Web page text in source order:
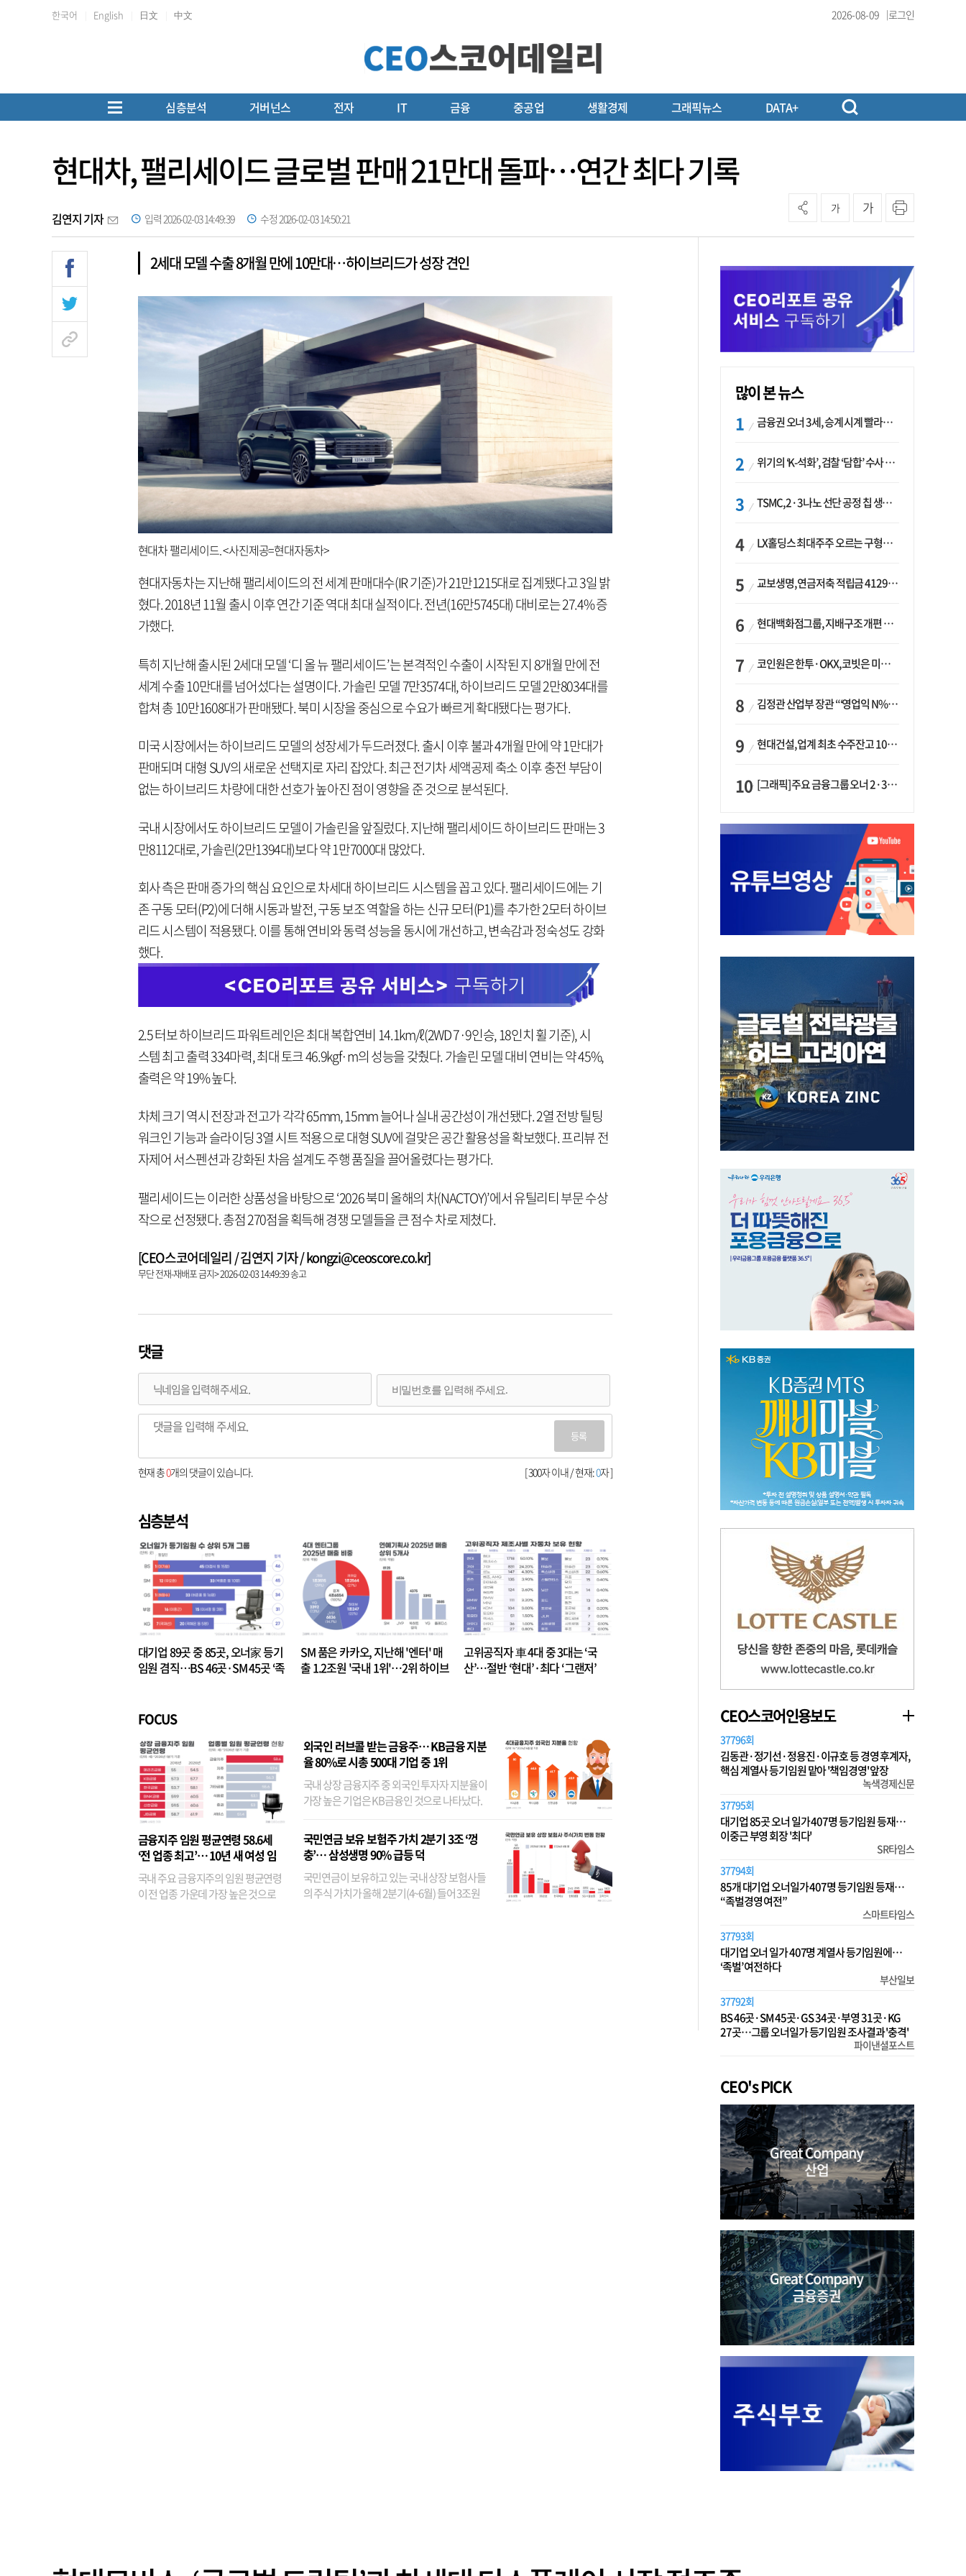
한국어 English 日文 中文 2026-08-09 로그인
심층분석 거버넌스 전자 IT 금융 중공업 생활경제 그래픽뉴스 DATA+
현대차, 팰리세이드 글로벌 판매 21만대 돌파…연간 최다 기록
김연지 기자 입력 2026-02-03 14:49:39 수정 2026-02-03 14:50:21
가 가
2세대 모델 수출 8개월 만에 10만대…하이브리드가 성장 견인
현대차 팰리세이드. <사진제공=현대자동차>
현대자동차는 지난해 팰리세이드의 전 세계 판매대수(IR 기준)가 21만1215대로 집계됐다고 3일 밝
혔다. 2018년 11월 출시 이후 연간 기준 역대 최대 실적이다. 전년(16만5745대) 대비로는 27.4% 증
가했다.
특히 지난해 출시된 2세대 모델 ‘디 올 뉴 팰리세이드’는 본격적인 수출이 시작된 지 8개월 만에 전
세계 수출 10만대를 넘어섰다는 설명이다. 가솔린 모델 7만3574대, 하이브리드 모델 2만8034대를
합쳐 총 10만1608대가 판매됐다. 북미 시장을 중심으로 수요가 빠르게 확대됐다는 평가다.
미국 시장에서는 하이브리드 모델의 성장세가 두드러졌다. 출시 이후 불과 4개월 만에 약 1만대가
판매되며 대형 SUV의 새로운 선택지로 자리 잡았다. 최근 전기차 세액공제 축소 이후 충전 부담이
없는 하이브리드 차량에 대한 선호가 높아진 점이 영향을 준 것으로 분석된다.
국내 시장에서도 하이브리드 모델이 가솔린을 앞질렀다. 지난해 팰리세이드 하이브리드 판매는 3
만8112대로, 가솔린(2만1394대)보다 약 1만7000대 많았다.
회사 측은 판매 증가의 핵심 요인으로 차세대 하이브리드 시스템을 꼽고 있다. 팰리세이드에는 기
존 구동 모터(P2)에 더해 시동과 발전, 구동 보조 역할을 하는 신규 모터(P1)를 추가한 2모터 하이브
리드 시스템이 적용됐다. 이를 통해 연비와 동력 성능을 동시에 개선하고, 변속감과 정숙성도 강화
했다.
2.5 터보 하이브리드 파워트레인은 최대 복합연비 14.1km/ℓ(2WD 7·9인승, 18인치 휠 기준), 시
스템 최고 출력 334마력, 최대 토크 46.9kgf·m의 성능을 갖췄다. 가솔린 모델 대비 연비는 약 45%,
출력은 약 19% 높다.
차체 크기 역시 전장과 전고가 각각 65mm, 15mm 늘어나 실내 공간성이 개선됐다. 2열 전방 틸팅
워크인 기능과 슬라이딩 3열 시트 적용으로 대형 SUV에 걸맞은 공간 활용성을 확보했다. 프리뷰 전
자제어 서스펜션과 강화된 차음 설계도 주행 품질을 끌어올렸다는 평가다.
팰리세이드는 이러한 상품성을 바탕으로 ‘2026 북미 올해의 차(NACTOY)’에서 유틸리티 부문 수상
작으로 선정됐다. 총점 270점을 획득해 경쟁 모델들을 큰 점수 차로 제쳤다.
[CEO스코어데일리 / 김연지 기자 / kongzi@ceoscore.co.kr]
무단 전재-재배포 금지> 2026-02-03 14:49:39 송고
댓글
등록
[ 300자 이내 / 현재:0자 ]
현재 총0개의 댓글이 있습니다.
심층분석
대기업 89곳 중 85곳, 오너家 등기
임원 겸직…BS 46곳·SM 45곳 ‘족
SM 품은 카카오, 지난해 '엔터' 매
출 1.2조원 '국내 1위'…2위 하이브
고위공직자 車 4대 중 3대는 ‘국
산’…절반 ‘현대’·최다 ‘그랜저’
FOCUS
금융지주 임원 평균연령 58.6세
‘전 업종 최고’… 10년 새 여성 임
원은 14배 껑충
국내 주요 금융지주의 임원 평균연령
이 전 업종 가운데 가장 높은 것으로
외국인 러브콜 받는 금융주… KB금융 지분
율 80%로 시총 500대 기업 중 1위
국내 상장 금융지주 중 외국인 투자자 지분율이
가장 높은 기업은 KB금융인 것으로 나타났다.
융이었다. 특히 KB금융은 지난달 말 기준 해외
기관투자자 지분율이...
국민연금 보유 보험주 가치 2분기 3조 ‘껑
충’… 삼성생명 90% 급등 덕
국민연금이 보유하고 있는 국내 상장 보험사들
의 주식 가치가 올해 2분기(4~6월) 들어 3조원
많이 본 뉴스
금융권 오너 3세, 승계 시계 빨라지나…한국투자 ‘속도’·미래에셋·메리츠는 ‘거리두기’
위기의 ‘K-석화’, 검찰 ‘담합’ 수사 착수…“LG·한화·롯데 등 7개 업체, 8개 제품 가격 담합”
TSMC, 2·3나노 선단 공정 칩 생산 가속화…삼성, 파운드리 확장 변수 맞나
LX홀딩스 최대주주 오르는 구형모 사장…계열사 실적 개선 ‘과제’
교보생명, 연금저축 적립금 4129억 증가 ‘1위’…KB라이프는 최대 감소율
현대백화점그룹, 지배구조 개편 작업…지주사 행위제한 요건 해소
코인원은 한투·OKX, 코빗은 미래에셋…중소 거래소 ‘금융 동맹’ 승부수
김정관 산업부 장관 “‘영업익 N% 성과급’ 지급 반대…주주·투자자 이익 반해”
현대건설, 업계 최초 수주잔고 100조 돌파…하반기 ‘원전’ 수주 드라이브
[그래픽] 주요 금융그룹 오너 2·3세 현황
CEO스코어인용보도
37796회
김동관·정기선·정용진·이규호 등 경영 후계자,
핵심 계열사 등기임원 맡아 '책임경영' 앞장
녹색경제신문
37795회
대기업 85곳 오너 일가 407명 등기임원 등재…
이중근 부영 회장 '최다'
SR타임스
37794회
85개 대기업 오너일가 407명 등기임원 등재…
“족벌경영 여전”
스마트타임스
37793회
대기업 오너 일가 407명 계열사 등기임원에…
‘족벌’ 여전하다
부산일보
37792회
BS 46곳·SM 45곳·GS 34곳·부영 31곳·KG
27곳…그룹 오너일가 등기임원 조사결과 '충격'
파이낸셜포스트
CEO's PICK